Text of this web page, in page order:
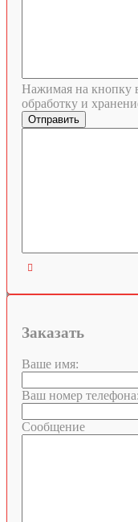
Нажимая на кнопку
обработку и

Заказать
Ваше имя:
Ваш номер телефона:
Сообщение